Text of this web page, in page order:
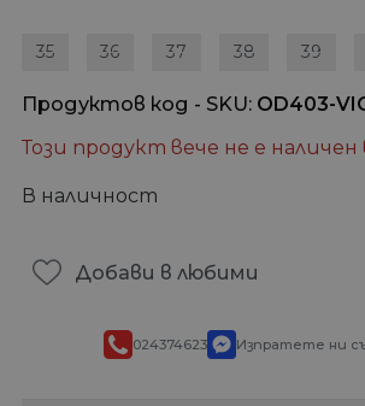
35 36 37 38 39
Продуктов код - SKU OD403-
Този продукт вече не е наличен
В наличност
Добави в любими
024374623 Изпратете ни